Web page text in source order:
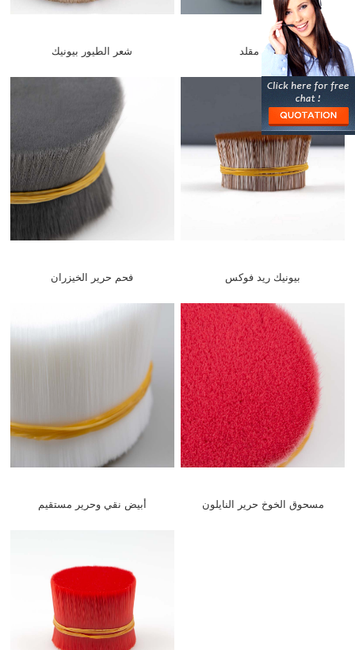
شعر الطيور بيونيك صوف مقلد
فحم حرير الخيزران بيونيك ريد فوكس
أبيض نقي وحرير مستقيم مسحوق الخوخ حرير النايلون